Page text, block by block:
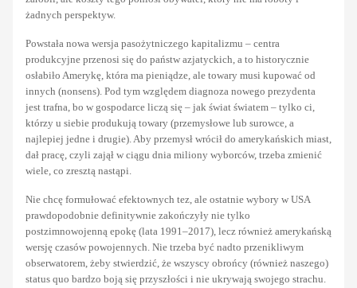
żadnych perspektyw.
Powstała nowa wersja pasożytniczego kapitalizmu – centra
produkcyjne przenosi się do państw azjatyckich, a to historycznie
osłabiło Amerykę, która ma pieniądze, ale towary musi kupować od
innych (nonsens). Pod tym względem diagnoza nowego prezydenta
jest trafna, bo w gospodarce liczą się – jak świat światem – tylko ci,
którzy u siebie produkują towary (przemysłowe lub surowce, a
najlepiej jedne i drugie). Aby przemysł wrócił do amerykańskich miast,
dał pracę, czyli zajął w ciągu dnia miliony wyborców, trzeba zmienić
wiele, co zresztą nastąpi.
Nie chcę formułować efektownych tez, ale ostatnie wybory w USA
prawdopodobnie definitywnie zakończyły nie tylko
postzimnowojenną epokę (lata 1991–2017), lecz również amerykańską
wersję czasów powojennych. Nie trzeba być nadto przenikliwym
obserwatorem, żeby stwierdzić, że wszyscy obrońcy (również naszego)
status quo bardzo boją się przyszłości i nie ukrywają swojego strachu.